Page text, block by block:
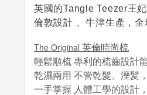
英國的Tangle Teezer王
倫敦設計 、牛津生產，全
The Original 英倫時尚梳
輕鬆順梳 專利的梳齒設計
乾濕兩用 不管乾髮、溼髪
一手掌握 人體工學的設計